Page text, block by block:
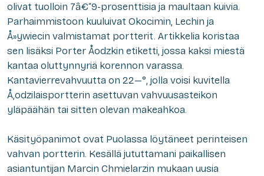
olivat tuolloin 7â€“9-prosenttisia ja maultaan kuivia.
Parhaimmistoon kuuluivat Okocimin, Lechin ja
Å»ywiecin valmistamat portterit. Artikkelia koristaa
sen lisäksi Porter Åodzkin etiketti, jossa kaksi miestä
kantaa oluttynnyriä korennon varassa.
Kantavierrevahvuutta on 22—°, jolla voisi kuvitella
Å‚odzilaisportterin asettuvan vahvuusasteikon
yläpäähän tai sitten olevan makeahkoa.
Käsityöpanimot ovat Puolassa löytäneet perinteisen
vahvan portterin. Kesällä jututtamani paikallisen
asiantuntijan Marcin Chmielarzin mukaan uusia